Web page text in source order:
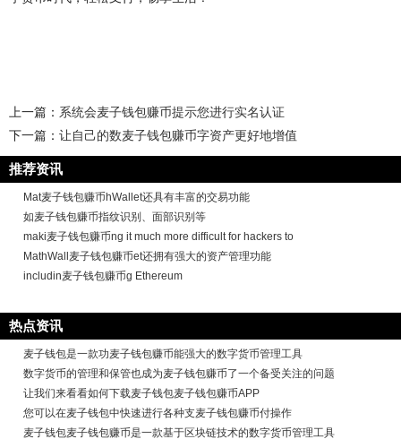
上一篇： 系统会麦子钱包赚币提示您进行实名认证
下一篇： 让自己的数麦子钱包赚币字资产更好地增值
推荐资讯
Mat麦子钱包赚币hWallet还具有丰富的交易功能
如麦子钱包赚币指纹识别、面部识别等
maki麦子钱包赚币ng it much more difficult for hackers to
MathWall麦子钱包赚币et还拥有强大的资产管理功能
includin麦子钱包赚币g Ethereum
热点资讯
麦子钱包是一款功麦子钱包赚币能强大的数字货币管理工具
数字货币的管理和保管也成为麦子钱包赚币了一个备受关注的问题
让我们来看看如何下载麦子钱包麦子钱包赚币APP
您可以在麦子钱包中快速进行各种支麦子钱包赚币付操作
麦子钱包麦子钱包赚币是一款基于区块链技术的数字货币管理工具